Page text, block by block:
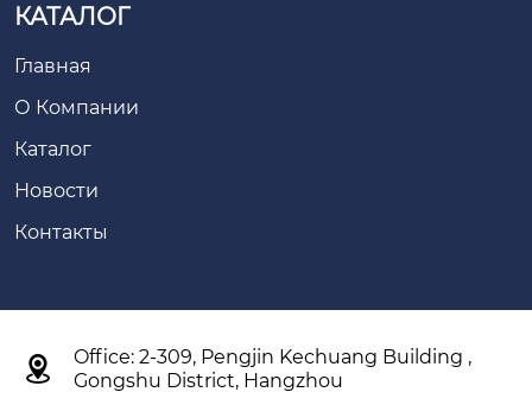
КАТАЛОГ
Главная
О Компании
Каталог
Новости
Контакты

Office: 2-309, Pengjin Kechuang Building ,
Gongshu District, Hangzhou